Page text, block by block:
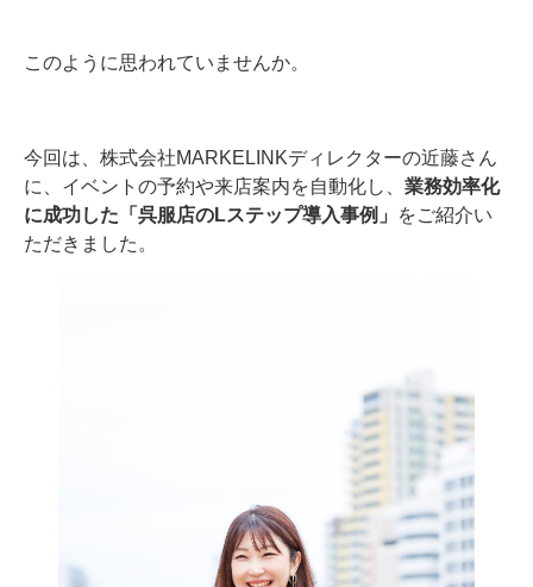
このように思われていませんか。
今回は、株式会社MARKELINKディレクターの近藤さん
に、イベントの予約や来店案内を自動化し、 業務効率化
に成功した「呉服店のLステップ導入事例」
をご紹介い
ただきました。